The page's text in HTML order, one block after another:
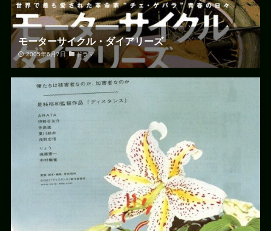
モーターサイクル・ダイアリーズ
2005年6月7日 ドラマ